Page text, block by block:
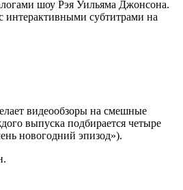
шоу Рэя Уильяма Джонсона.
интерактивными субтитрами на
видеообзоры на смешные
выпуска подбирается четыре
новогодний эпизод»).